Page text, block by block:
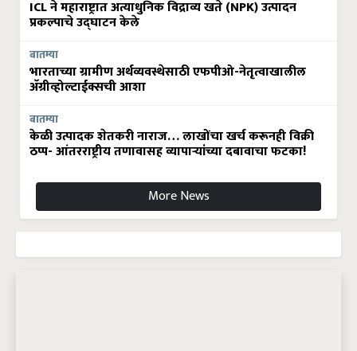
ICL ने महाराष्ट्रात अत्याधुनिक विद्राव्य खते (NPK) उत्पादन
प्रकल्पाचे उद्घाटन केले
बातम्या
भारताच्या ग्रामीण अर्थव्यवस्थेसाठी एफपीओ-नेतृत्वाखालील
अ‍ॅग्रीव्होल्टाईक्सची आशा
बातम्या
केळी उत्पादक शेतकरी नाराज… लाखोंचा खर्च करूनही विक्री
ठप्प- आंतरराष्ट्रीय तणावासह व्यापाऱ्यांच्या दबावाचा फटका!
More News